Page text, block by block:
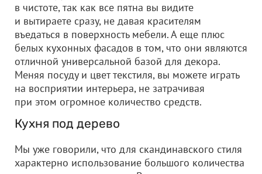
в чистоте, так как все пятна вы видите
и вытираете сразу, не давая красителям
въедаться в поверхность мебели. А еще плюс
белых кухонных фасадов в том, что они являются
отличной универсальной базой для декора.
Меняя посуду и цвет текстиля, вы можете играть
на восприятии интерьера, не затрачивая
при этом огромное количество средств.
Кухня под дерево
Мы уже говорили, что для скандинавского стиля
характерно использование большого количества